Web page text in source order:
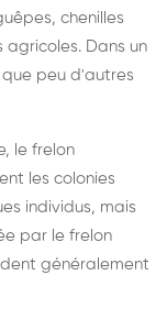
chenilles
Dans un
peu d'autres
le frelon
les colonies
individus, mais
par le frelon
généralement